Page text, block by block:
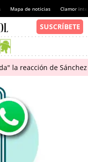
Mapa de noticias Clamor
la reacción de